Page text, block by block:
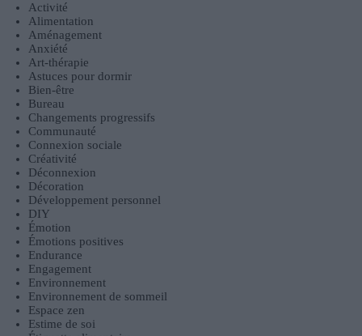
Activité
Alimentation
Aménagement
Anxiété
Art-thérapie
Astuces pour dormir
Bien-être
Bureau
Changements progressifs
Communauté
Connexion sociale
Créativité
Déconnexion
Décoration
Développement personnel
DIY
Émotion
Émotions positives
Endurance
Engagement
Environnement
Environnement de sommeil
Espace zen
Estime de soi